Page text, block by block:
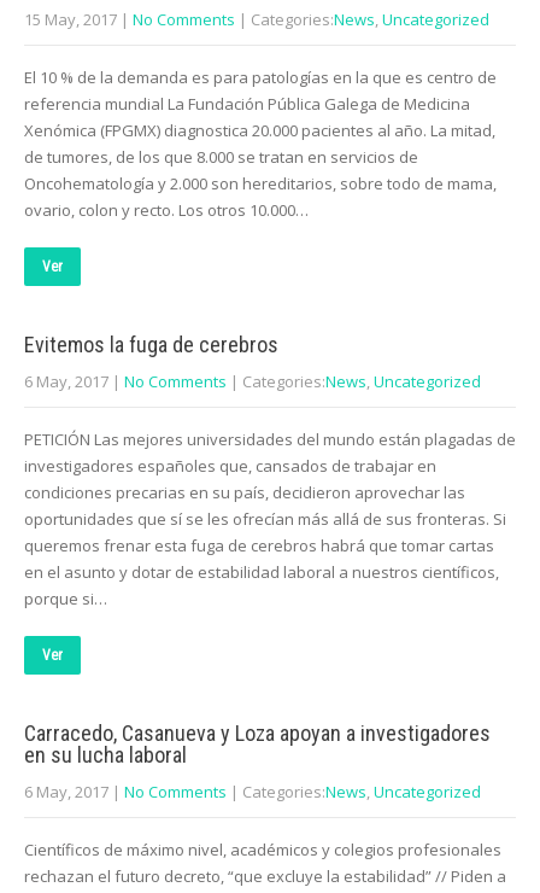
15 May, 2017 | No Comments | Categories:News,Uncategorized
El 10 % de la demanda es para patologías en la que es centro de
referencia mundial La Fundación Pública Galega de Medicina
Xenómica (FPGMX) diagnostica 20.000 pacientes al año. La mitad,
de tumores, de los que 8.000 se tratan en servicios de
Oncohematología y 2.000 son hereditarios, sobre todo de mama,
ovario, colon y recto. Los otros 10.000…
Ver
Evitemos la fuga de cerebros
6 May, 2017 | No Comments | Categories:News,Uncategorized
PETICIÓN Las mejores universidades del mundo están plagadas de
investigadores españoles que, cansados de trabajar en
condiciones precarias en su país, decidieron aprovechar las
oportunidades que sí se les ofrecían más allá de sus fronteras. Si
queremos frenar esta fuga de cerebros habrá que tomar cartas
en el asunto y dotar de estabilidad laboral a nuestros científicos,
porque si…
Ver
Carracedo, Casanueva y Loza apoyan a investigadores
en su lucha laboral
6 May, 2017 | No Comments | Categories:News,Uncategorized
Científicos de máximo nivel, académicos y colegios profesionales
rechazan el futuro decreto, “que excluye la estabilidad” // Piden a